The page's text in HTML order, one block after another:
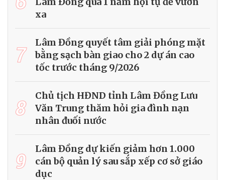
xa
7
Lâm Đồng quyết tâm giải phóng mặt
bằng sạch bàn giao cho 2 dự án cao
tốc trước tháng 9/2026
8
Chủ tịch HĐND tỉnh Lâm Đồng Lưu
Văn Trung thăm hỏi gia đình nạn
nhân đuối nước
9
Lâm Đồng dự kiến giảm hơn 1.000
cán bộ quản lý sau sắp xếp cơ sở giáo
dục